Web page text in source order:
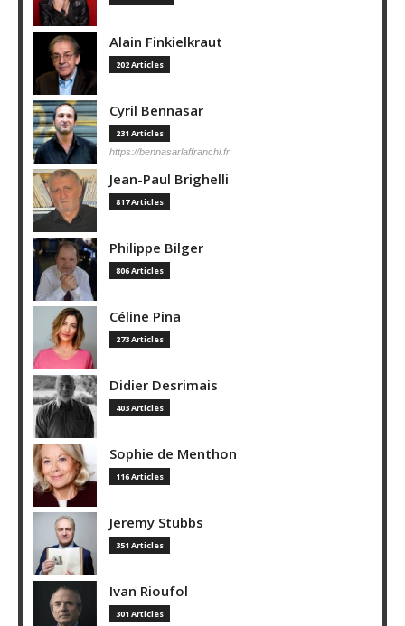
Alain Finkielkraut
202 Articles
Cyril Bennasar
231 Articles
https://bennasarlaffranchi.fr
Jean-Paul Brighelli
817 Articles
Philippe Bilger
806 Articles
Céline Pina
273 Articles
Didier Desrimais
403 Articles
Sophie de Menthon
116 Articles
Jeremy Stubbs
351 Articles
Ivan Rioufol
301 Articles